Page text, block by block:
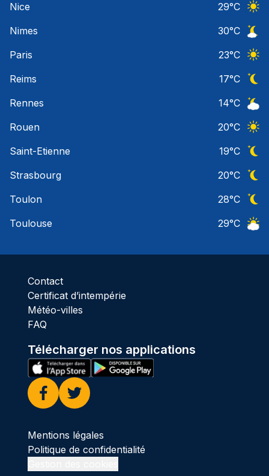
Nice
29°C
Nimes
30°C
Paris
23°C
Reims
17°C
Rennes
14°C
Rouen
20°C
Saint-Etienne
19°C
Strasbourg
20°C
Toulon
28°C
Toulouse
29°C
Contact
Certificat d’intempérie
Météo-villes
FAQ
Télécharger nos applications
Facebook
Twitter
Mentions légales
Politique de confidentialité